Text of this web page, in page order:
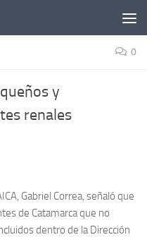
0
y
renales
Gabriel Correa, señaló que
de Catamarca que no
dentro de la Dirección